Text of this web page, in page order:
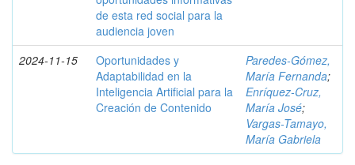
de esta red social para la
audiencia joven
2024-11-15
Oportunidades y
Adaptabilidad en la
Inteligencia Artificial para la
Creación de Contenido
Paredes-Gómez,
María Fernanda;
Enríquez-Cruz,
María José;
Vargas-Tamayo,
María Gabriela